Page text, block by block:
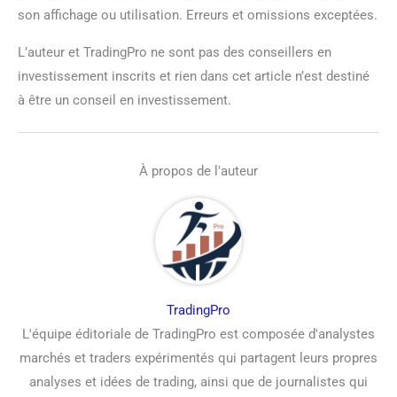
son affichage ou utilisation. Erreurs et omissions exceptées.
L’auteur et TradingPro ne sont pas des conseillers en
investissement inscrits et rien dans cet article n’est destiné
à être un conseil en investissement.
À propos de l'auteur
TradingPro
L'équipe éditoriale de TradingPro est composée d'analystes
marchés et traders expérimentés qui partagent leurs propres
analyses et idées de trading, ainsi que de journalistes qui